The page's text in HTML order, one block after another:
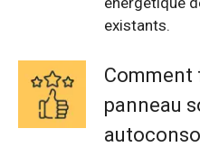
existants.
panneau